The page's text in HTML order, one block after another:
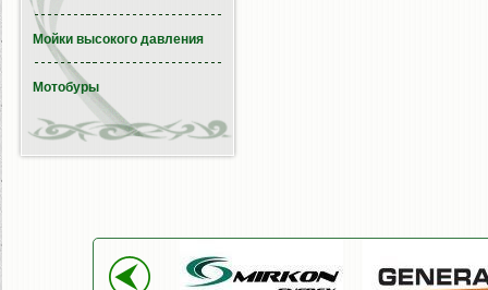
Мойки высокого давления
Мотобуры